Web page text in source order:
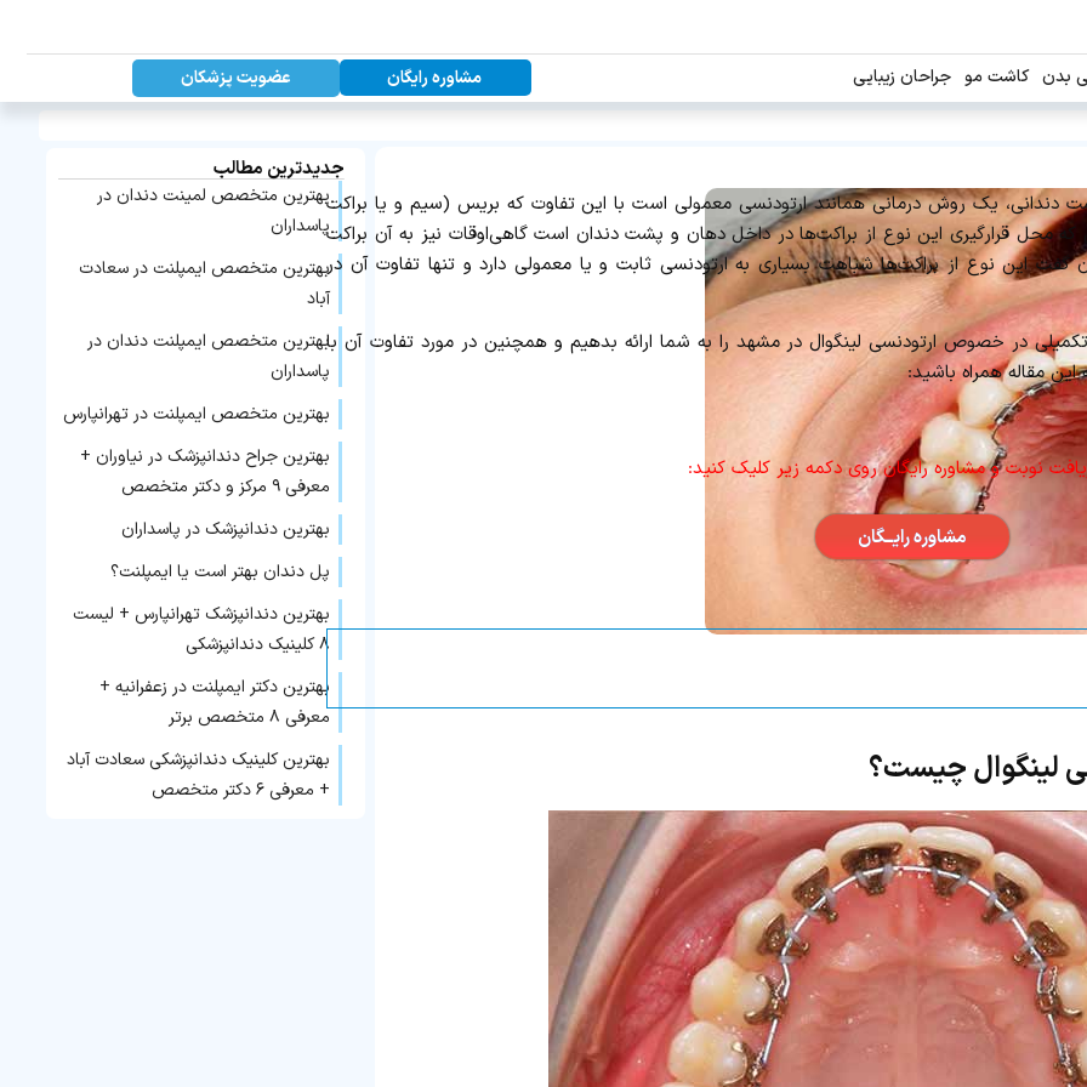
بدن کاشت مو جراحان زیبایی مشاوره رایگان عضویت پزشکان
دندانی، یک روش درمانی همانند ارتودنسی معمولی است با این تفاوت که بریس (سیم و یا براکت
محل قرارگیری این نوع از براکت‌ها در داخل دهان و پشت دندان است گاهی‌اوقات نیز به آن براکت
این نوع از براکت‌ها شباهت بسیاری به ارتودنسی ثابت و یا معمولی دارد و تنها تفاوت آن در
داریم تا توضیحات تکمیلی در خصوص ارتودنسی لینگوال در مشهد را به شما ارائه بدهیم و همچنین در مورد تفاوت آن با
مقاله همراه باشید:
نوبت و مشاوره رایگان روی دکمه زیر کلیک کنید:
مشاوره رایــگان
لینگوال چیست؟
جدیدترین مطالب
بهترین متخصص لمینت دندان در
پاسداران
بهترین متخصص ایمپلنت در سعادت
آباد
بهترین متخصص ایمپلنت دندان در
پاسداران
بهترین متخصص ایمپلنت در تهرانپارس
بهترین جراح دندانپزشک در نیاوران +
معرفی ۹ مرکز و دکتر متخصص
بهترین دندانپزشک در پاسداران
پل دندان بهتر است یا ایمپلنت؟
بهترین دندانپزشک تهرانپارس + لیست
۸ کلینیک دندانپزشکی
بهترین دکتر ایمپلنت در زعفرانیه +
معرفی ۸ متخصص برتر
بهترین کلینیک دندانپزشکی سعادت آباد
+ معرفی ۶ دکتر متخصص